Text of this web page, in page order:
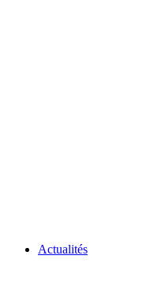
Actualités